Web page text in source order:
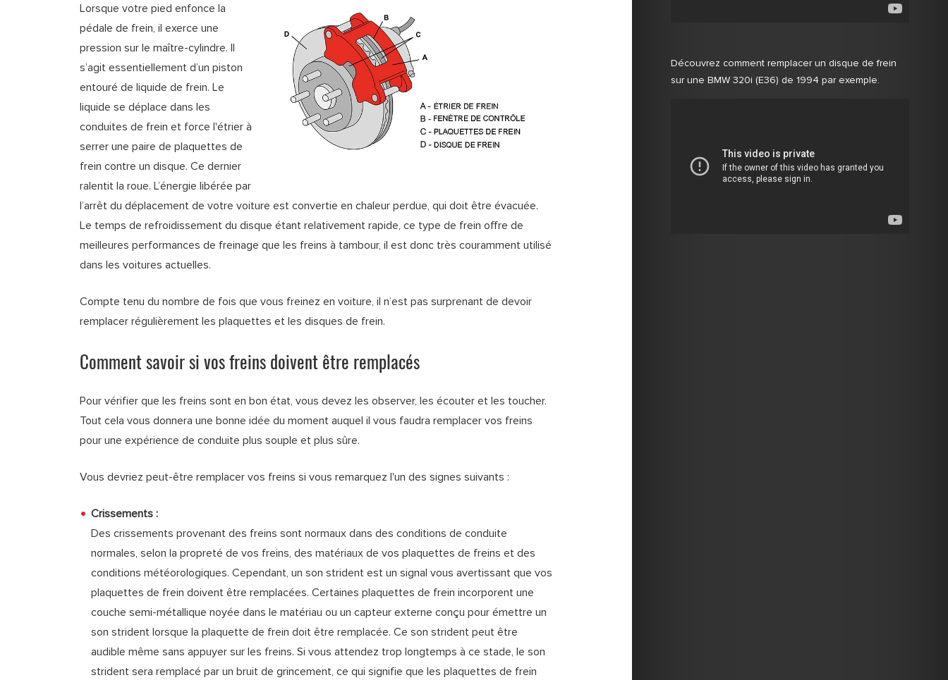
Lorsque votre pied enfonce la
pédale de frein, il exerce une
pression sur le maître-cylindre. Il
s’agit essentiellement d’un piston
entouré de liquide de frein. Le
liquide se déplace dans les
conduites de frein et force l'étrier à
serrer une paire de plaquettes de
frein contre un disque. Ce dernier
ralentit la roue. L’énergie libérée par
l’arrêt du déplacement de votre voiture est convertie en chaleur perdue, qui doit être évacuée.
Le temps de refroidissement du disque étant relativement rapide, ce type de frein offre de
meilleures performances de freinage que les freins à tambour, il est donc très couramment utilisé
dans les voitures actuelles.
Compte tenu du nombre de fois que vous freinez en voiture, il n’est pas surprenant de devoir
remplacer régulièrement les plaquettes et les disques de frein.
Comment savoir si vos freins doivent être remplacés
Pour vérifier que les freins sont en bon état, vous devez les observer, les écouter et les toucher.
Tout cela vous donnera une bonne idée du moment auquel il vous faudra remplacer vos freins
pour une expérience de conduite plus souple et plus sûre.
Vous devriez peut-être remplacer vos freins si vous remarquez l'un des signes suivants :
Crissements :
Des crissements provenant des freins sont normaux dans des conditions de conduite
normales, selon la propreté de vos freins, des matériaux de vos plaquettes de freins et des
conditions météorologiques. Cependant, un son strident est un signal vous avertissant que vos
plaquettes de frein doivent être remplacées. Certaines plaquettes de frein incorporent une
couche semi-métallique noyée dans le matériau ou un capteur externe conçu pour émettre un
son strident lorsque la plaquette de frein doit être remplacée. Ce son strident peut être
audible même sans appuyer sur les freins. Si vous attendez trop longtemps à ce stade, le son
strident sera remplacé par un bruit de grincement, ce qui signifie que les plaquettes de frein
Découvrez comment remplacer un disque de frein
sur une BMW 320i (E36) de 1994 par exemple.